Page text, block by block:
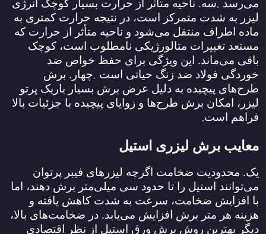
می‌رسد .سه. ناحیه متأثر از حرارت بسیار کوچک انرژی
لیزر به شدت متمرکز است، در نتیجه حرارت کمتری به
ماده اطراف منتقل می‌شود و ناحیه متأثر از حرارت که
مستعد تغییرات متالورژیکی نامطلوب است، کوچک
باقی می‌ماند. این ویژگی برای حفظ خواص ضد
خوردگی فولاد ضد زنگ حیاتی است .چهار. برش
طرح‌های پیچیده به دلیل عرض برش بسیار باریک پرتو
لیزر، امکان برش طرح‌ها و زوایای پیچیده با جزئیات بالا
فراهم است.
معایب برش لیزری استیل
یک. محدودیت ضخامت اگرچه لیزرهای فیبر پرتوان
می‌توانند استیل را تا حدود سی میلی‌متر برش دهند، اما
با افزایش ضخامت، سرعت به شدت کاهش یافته و
هزینه هر متر برش افزایش می‌یابد. در ضخامت‌های بالا،
دیگر بهترین روش برش ورق استیل از نظر اقتصادی